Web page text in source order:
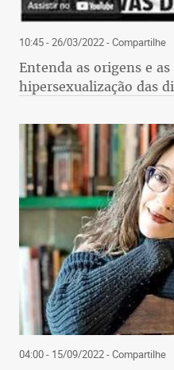
10:45 - 26/03/2022- Compartilhe
Entenda as origens e
hipersexualização das
04:00 - 15/09/2022- Compartilhe